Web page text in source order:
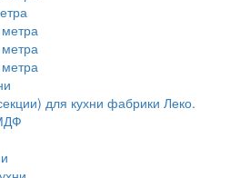
для кухни фабрики Леко.